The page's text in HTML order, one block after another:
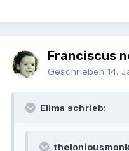
Franciscus
Geschrieben 14.
Elima schrieb: